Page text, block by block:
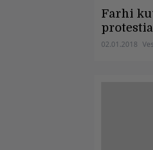
Farhi
02.01.2018